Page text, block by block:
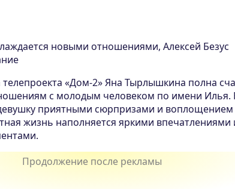
новыми отношениями, Алексей Безус
телепроекта «Дом-2» Яна Тырлышкина полна
с молодым человеком по имени Илья.
приятными сюрпризами и воплощением
жизнь наполняется яркими впечатлениями